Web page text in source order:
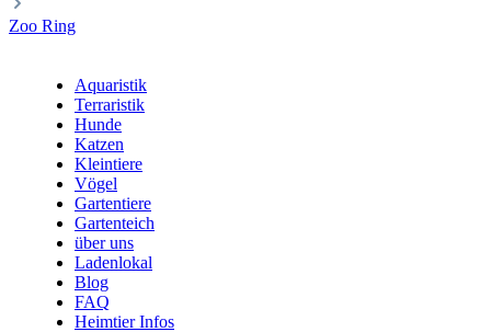
Zoo Ring
Aquaristik
Terraristik
Hunde
Katzen
Kleintiere
Vögel
Gartentiere
Gartenteich
über uns
Ladenlokal
Blog
FAQ
Heimtier Infos